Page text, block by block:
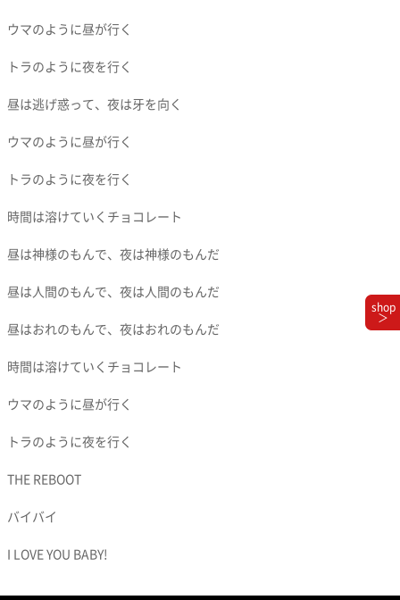
ウマのように昼が行く
トラのように夜を行く
昼は逃げ惑って、夜は牙を向く
ウマのように昼が行く
トラのように夜を行く
時間は溶けていくチョコレート
昼は神様のもんで、夜は神様のもんだ
昼は人間のもんで、夜は人間のもんだ
昼はおれのもんで、夜はおれのもんだ
時間は溶けていくチョコレート
ウマのように昼が行く
トラのように夜を行く
THE REBOOT
バイバイ
I LOVE YOU BABY!
shop
＞